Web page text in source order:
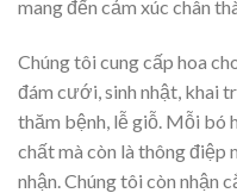
mang đến cảm xúc chân
Chúng tôi cung cấp hoa
đám cưới, sinh nhật, khai
thăm bệnh, lễ giỗ. Mỗi bó
chất mà còn là thông
nhận. Chúng tôi còn nhận